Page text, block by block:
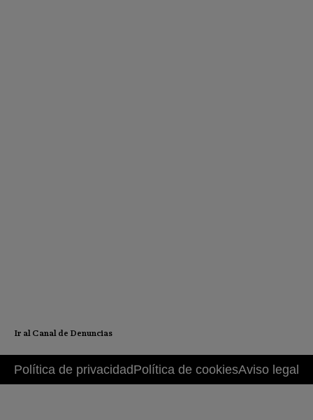
Ir al Canal de Denuncias
Política de privacidadPolítica de cookiesAviso legal